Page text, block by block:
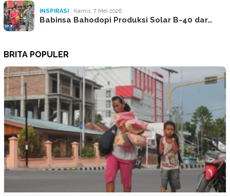
INSPIRASI Kamis, 7 Mei 2026
Babinsa Bahodopi Produksi Solar B-40 dar…
BRITA POPULER